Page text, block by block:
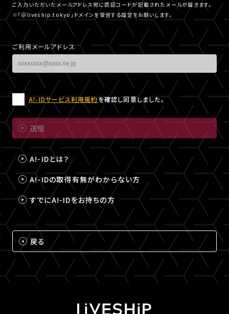
ご入力いただいたメールアドレス宛に認証コードが記載されたメールが届きます。
※「＠liveship.tokyo」ドメインを受信する設定をお願いします。
ご利用メールアドレス
A!-IDサービス利用規約を確認し同意しました。
送信
A!-IDとは？
A!-IDの取得有無がわからない方
すでにA!-IDをお持ちの方
戻る